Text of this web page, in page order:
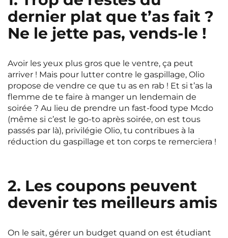
Voir toutes les villes
Rennes Rouen
Saint-Denis
Toulouse NEW! Tours
Valenciennes Vichy
Villejuif Villeneuve-d'Ascq
dernier plat que t’as fait ?
Ne le jette pas, vends-le !
Avoir les yeux plus gros que le ventre, ça peut
arriver ! Mais pour lutter contre le gaspillage, Olio
propose de vendre ce que tu as en rab ! Et si t’as la
flemme de te faire à manger un lendemain de
soirée ? Au lieu de prendre un fast-food type Mcdo
(même si c’est le go-to après soirée, on est tous
passés par là), privilégie Olio, tu contribues à la
réduction du gaspillage et ton corps te remerciera !
2. Les coupons peuvent
devenir tes meilleurs amis
On le sait, gérer un budget quand on est étudiant